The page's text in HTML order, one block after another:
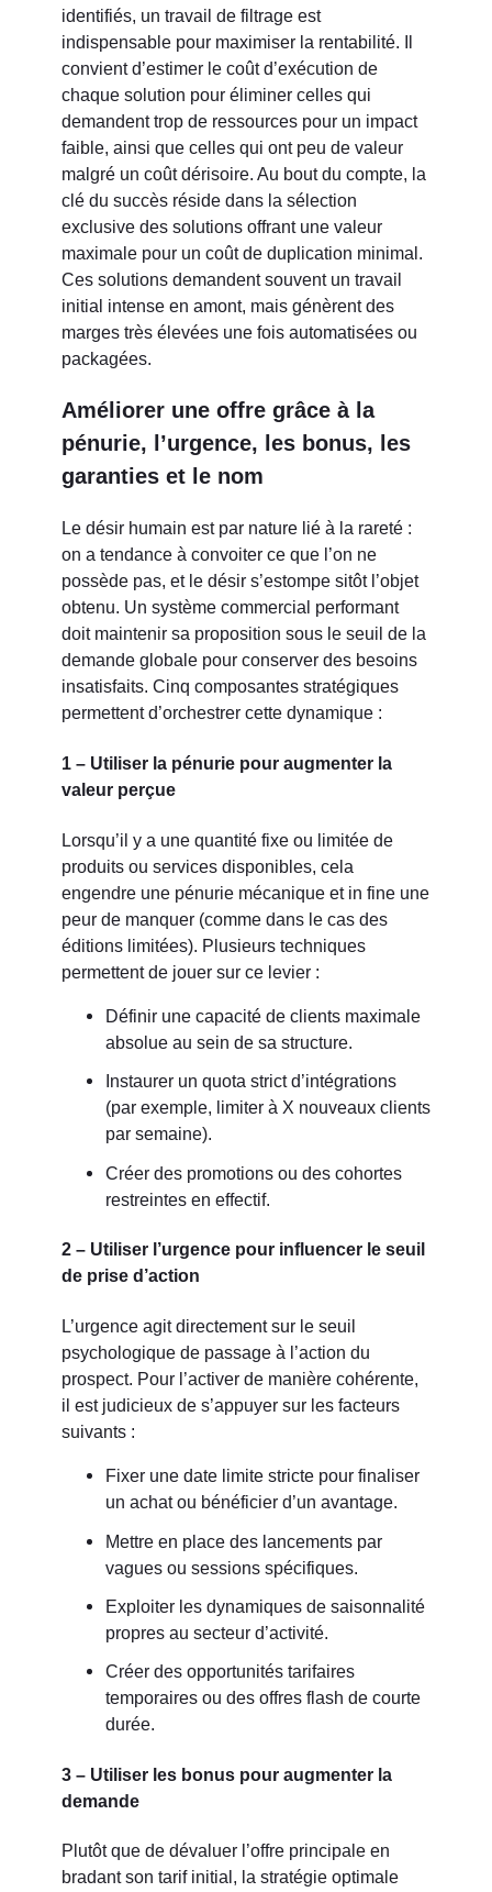
identifiés, un travail de filtrage est
indispensable pour maximiser la rentabilité. Il
convient d’estimer le coût d’exécution de
chaque solution pour éliminer celles qui
demandent trop de ressources pour un impact
faible, ainsi que celles qui ont peu de valeur
malgré un coût dérisoire. Au bout du compte, la
clé du succès réside dans la sélection
exclusive des solutions offrant une valeur
maximale pour un coût de duplication minimal.
Ces solutions demandent souvent un travail
initial intense en amont, mais génèrent des
marges très élevées une fois automatisées ou
packagées.
Améliorer une offre grâce à la
pénurie, l’urgence, les bonus, les
garanties et le nom
Le désir humain est par nature lié à la rareté :
on a tendance à convoiter ce que l’on ne
possède pas, et le désir s’estompe sitôt l’objet
obtenu. Un système commercial performant
doit maintenir sa proposition sous le seuil de la
demande globale pour conserver des besoins
insatisfaits. Cinq composantes stratégiques
permettent d’orchestrer cette dynamique :
1 – Utiliser la pénurie pour augmenter la
valeur perçue
Lorsqu’il y a une quantité fixe ou limitée de
produits ou services disponibles, cela
engendre une pénurie mécanique et in fine une
peur de manquer (comme dans le cas des
éditions limitées). Plusieurs techniques
permettent de jouer sur ce levier :
Définir une capacité de clients maximale
absolue au sein de sa structure.
Instaurer un quota strict d’intégrations
(par exemple, limiter à X nouveaux clients
par semaine).
Créer des promotions ou des cohortes
restreintes en effectif.
2 – Utiliser l’urgence pour influencer le seuil
de prise d’action
L’urgence agit directement sur le seuil
psychologique de passage à l’action du
prospect. Pour l’activer de manière cohérente,
il est judicieux de s’appuyer sur les facteurs
suivants :
Fixer une date limite stricte pour finaliser
un achat ou bénéficier d’un avantage.
Mettre en place des lancements par
vagues ou sessions spécifiques.
Exploiter les dynamiques de saisonnalité
propres au secteur d’activité.
Créer des opportunités tarifaires
temporaires ou des offres flash de courte
durée.
3 – Utiliser les bonus pour augmenter la
demande
Plutôt que de dévaluer l’offre principale en
bradant son tarif initial, la stratégie optimale